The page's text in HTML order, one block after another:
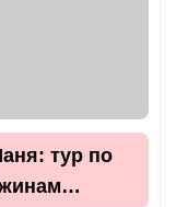
тур по